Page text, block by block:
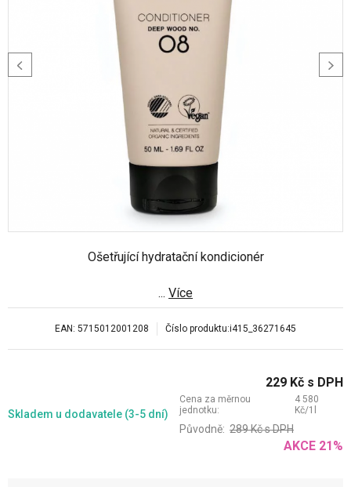
Ošetřující hydratační kondicionér
... Více
EAN: 5715012001208 Číslo produktu:i415_36271645
Skladem u dodavatele (3-5 dní)
229 Kč s DPH
Cena za měrnou
jednotku:
4 580
Kč/1
Původně: 289Kčs DPH
AKCE 21 %